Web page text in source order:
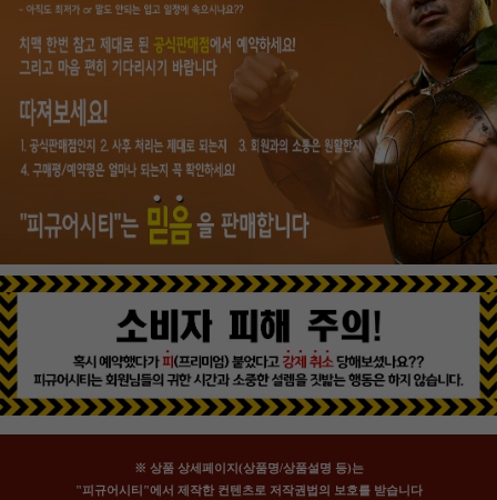
※ 상품 상세페이지(상품명/상품설명 등)는
"피규어시티"에서 제작한 컨텐츠로 저작권법의 보호를 받습니다